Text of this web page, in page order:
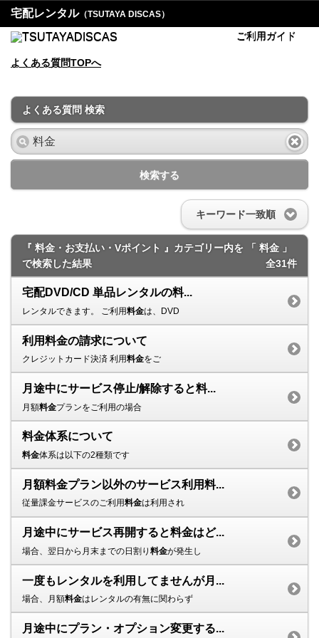
宅配レンタル（TSUTAYA DISCAS）
ご利用ガイド
よくある質問TOPへ
よくある質問 検索
検索する
キーワード一致順
『 料金・お支払い・Vポイント 』カテゴリー内を 「 料金 」
で検索した結果
全31件
宅配DVD/CD 単品レンタルの料...
レンタルできます。 ご利用料金は、DVD
利用料金の請求について
クレジットカード決済 利用料金をご
月途中にサービス停止/解除すると料...
月額料金プランをご利用の場合
料金体系について
料金体系は以下の2種類です
月額料金プラン以外のサービス利用料...
従量課金サービスのご利用料金は利用され
月途中にサービス再開すると料金はど...
場合、翌日から月末までの日割り 料金が発生し
一度もレンタルを利用してませんが月...
場合、月額料金はレンタルの有無に関わらず
月途中にプラン・オプション変更する...